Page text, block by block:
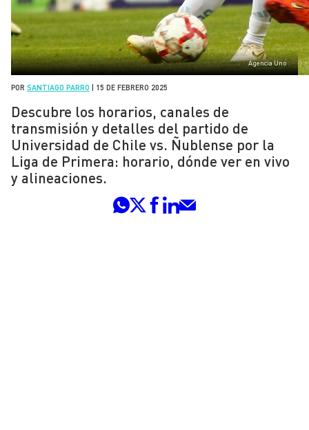
Agencia Uno
POR SANTIAGO PARRO 15 DE FEBRERO 2025
Descubre los horarios, canales de
transmisión y detalles del partido de
Universidad de Chile vs. Ñublense por la
Liga de Primera: horario, dónde ver en vivo
y alineaciones.